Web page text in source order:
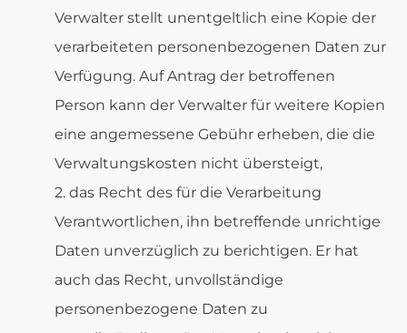
Verwalter stellt unentgeltlich eine Kopie der
verarbeiteten personenbezogenen Daten zur
Verfügung. Auf Antrag der betroffenen
Person kann der Verwalter für weitere Kopien
eine angemessene Gebühr erheben, die die
Verwaltungskosten nicht übersteigt,
das Recht des für die Verarbeitung
Verantwortlichen, ihn betreffende unrichtige
Daten unverzüglich zu berichtigen. Er hat
auch das Recht, unvollständige
personenbezogene Daten zu